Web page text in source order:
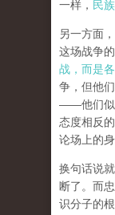
一样， 民
另一方面
这场战争
战，而是
争，但他
——他们似
态度相反
论场上的身
换句话说
断了。而
识分子的根